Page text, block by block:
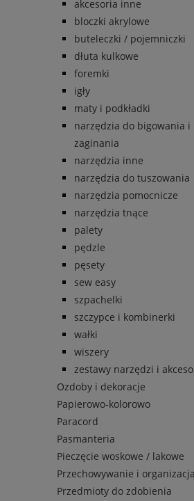
akcesoria inne
bloczki akrylowe
buteleczki / pojemniczki
dłuta kulkowe
foremki
igły
maty i podkładki
narzędzia do bigowania i
zaginania
narzędzia inne
narzędzia do tuszowania
narzędzia pomocnicze
narzędzia tnące
palety
pędzle
pęsety
sew easy
szpachelki
szczypce i kombinerki
wałki
wiszery
zestawy narzędzi i
Ozdoby i dekoracje
Papierowo-kolorowo
Paracord
Pasmanteria
Pieczęcie woskowe / lakowe
Przechowywanie i organizacja
Przedmioty do zdobienia